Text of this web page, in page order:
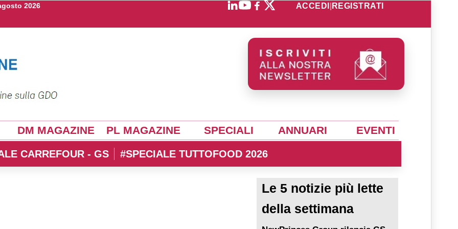
2026 ACCEDI REGISTRATI
DM MAGAZINE PL MAGAZINE SPECIALI ANNUARI EVENTI
CARREFOUR - GS #SPECIALE TUTTOFOOD 2026
Le 5 notizie più lette
della settimana